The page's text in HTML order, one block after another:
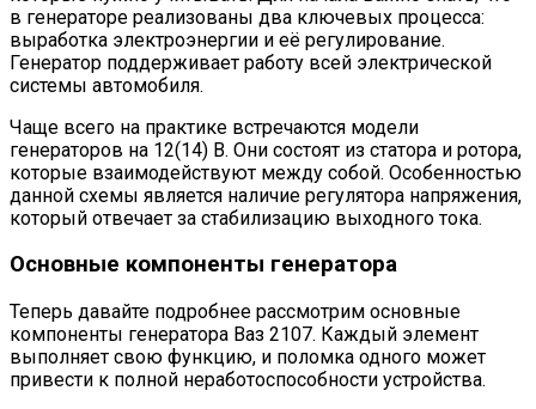
в генераторе реализованы два ключевых процесса:
выработка электроэнергии и её регулирование.
Генератор поддерживает работу всей электрической
системы автомобиля.
Чаще всего на практике встречаются модели
генераторов на 12(14) В. Они состоят из статора и ротора,
которые взаимодействуют между собой. Особенностью
данной схемы является наличие регулятора напряжения,
который отвечает за стабилизацию выходного тока.
Основные компоненты генератора
Теперь давайте подробнее рассмотрим основные
компоненты генератора Ваз 2107. Каждый элемент
выполняет свою функцию, и поломка одного может
привести к полной неработоспособности устройства.